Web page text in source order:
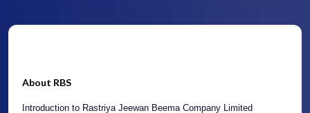
About RBS
Introduction to Rastriya Jeewan Beema Company Limited